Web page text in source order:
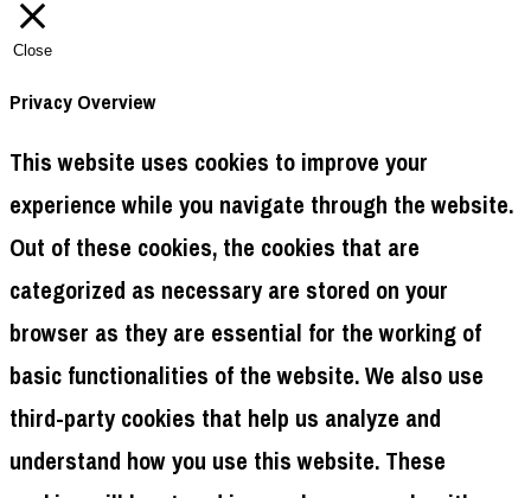
Close
Privacy Overview
This website uses cookies to improve your
experience while you navigate through the website.
Out of these cookies, the cookies that are
categorized as necessary are stored on your
browser as they are essential for the working of
basic functionalities of the website. We also use
third-party cookies that help us analyze and
understand how you use this website. These